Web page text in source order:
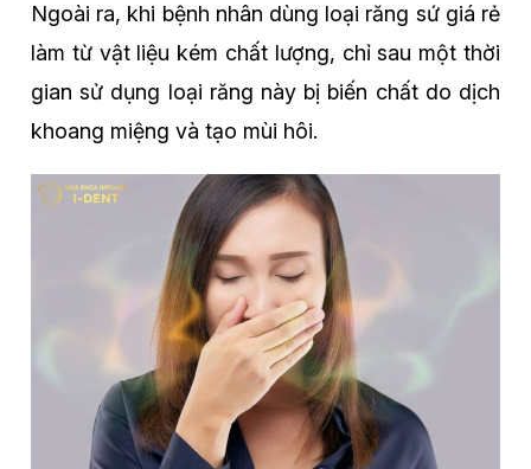
Ngoài ra, khi bệnh nhân dùng loại răng sứ giá rẻ
làm từ vật liệu kém chất lượng, chỉ sau một thời
gian sử dụng loại răng này bị biến chất do dịch
khoang miệng và tạo mùi hôi.